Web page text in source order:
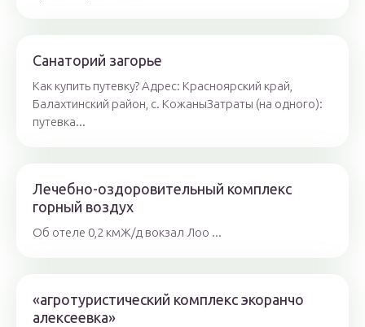
Санаторий загорье
Как купить путевку? Адрес: Красноярский край,
Балахтинский район, с. КожаныЗатраты (на одного):
путевка...
Лечебно-оздоровительный комплекс
горный воздух
Об отеле 0,2 кмЖ/д вокзал Лоо ...
«агротуристический комплекс экоранчо
алексеевка»